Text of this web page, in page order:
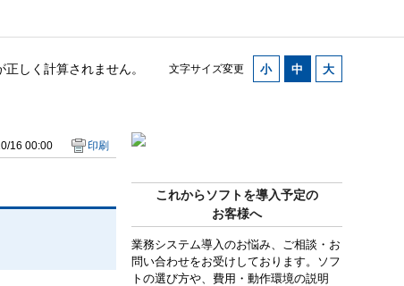
文字サイズ変更
しく計算されません。
これからソフトを導入予定の
お客様へ
業務システム導入のお悩み、ご相談・お
問い合わせをお受けしております。ソフ
トの選び方や、費用・動作環境の説明
16 00:00 印刷